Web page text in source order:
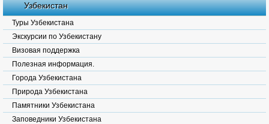
Узбекистан
Туры Узбекистана
Экскурсии по Узбекистану
Визовая поддержка
Полезная информация.
Города Узбекистана
Природа Узбекистана
Памятники Узбекистана
Заповедники Узбекистана